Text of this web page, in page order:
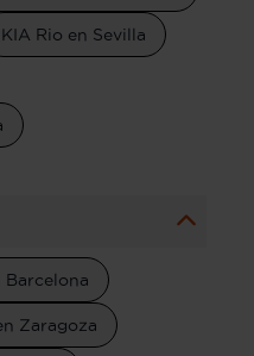
KIA Rio en Sevilla
Barcelona
Zaragoza